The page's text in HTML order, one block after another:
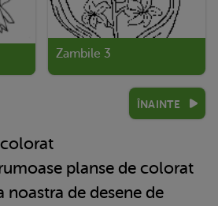
Zambile 3
ÎNAINTE
planse de colorat
de desene de